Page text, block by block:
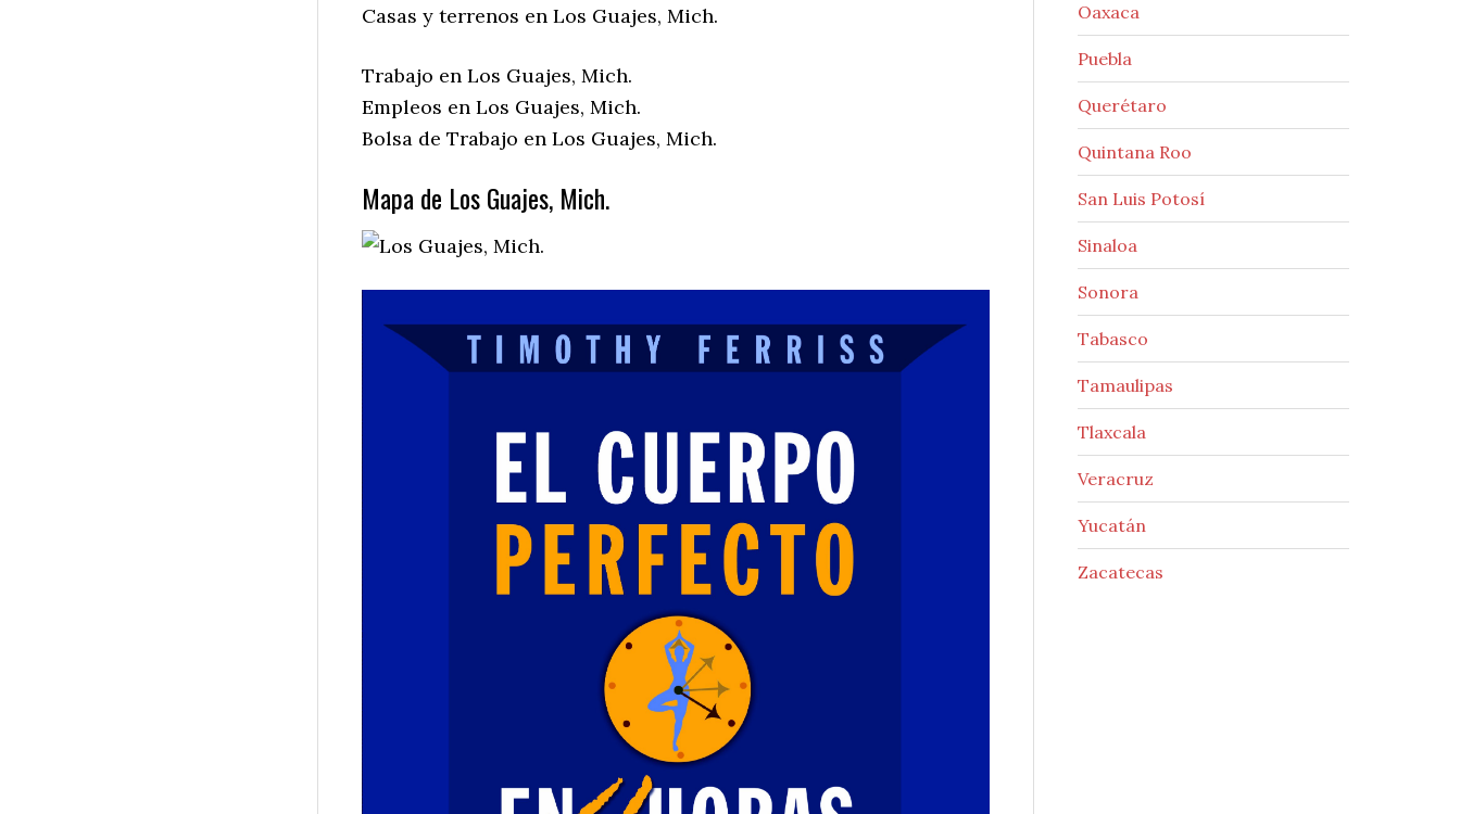
Casas y terrenos en Los Guajes, Mich.
Trabajo en Los Guajes, Mich.
Empleos en Los Guajes, Mich.
Bolsa de Trabajo en Los Guajes, Mich.
Mapa de Los Guajes, Mich.
Oaxaca
Puebla
Querétaro
Quintana Roo
San Luis Potosí
Sinaloa
Sonora
Tabasco
Tamaulipas
Tlaxcala
Veracruz
Yucatán
Zacatecas